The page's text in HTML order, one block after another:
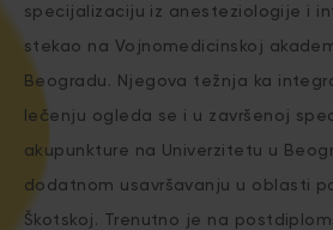
specijalizaciju iz anesteziologije i
stekao na Vojnomedicinskoj
Beogradu. Njegova težnja ka
lečenju ogleda se i u završenoj
akupunkture na Univerzitetu u
dodatnom usavršavanju u oblasti
Škotskoj. Trenutno je na